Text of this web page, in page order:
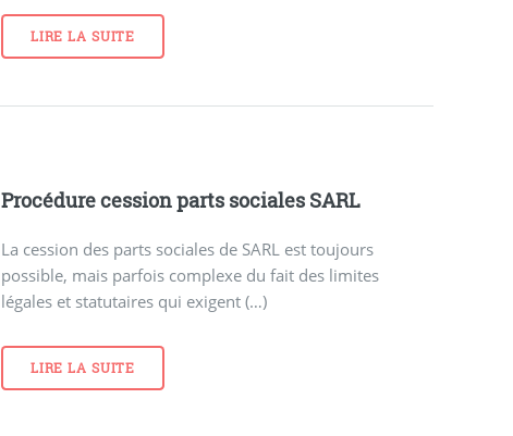
LIRE LA SUITE
Procédure cession parts sociales SARL
La cession des parts sociales de SARL est toujours
possible, mais parfois complexe du fait des limites
légales et statutaires qui exigent (…)
LIRE LA SUITE